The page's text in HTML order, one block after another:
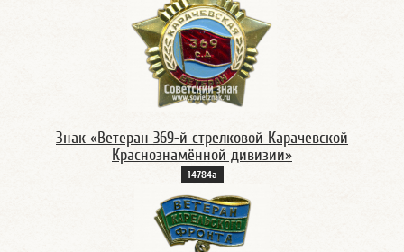
Знак «Ветеран 369-й стрелковой Карачевской
Краснознамённой дивизии»
14784а